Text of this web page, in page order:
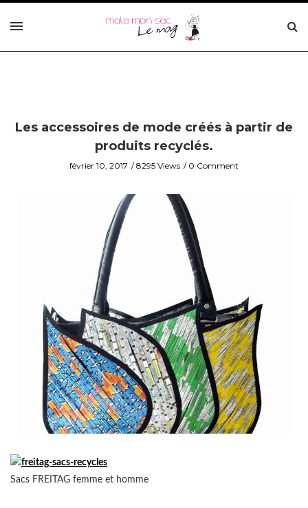
Les accessoires de mode créés à partir de
produits recyclés.
février 10, 2017 8295 Views 0 Comment
Sacs FREITAG femme et homme